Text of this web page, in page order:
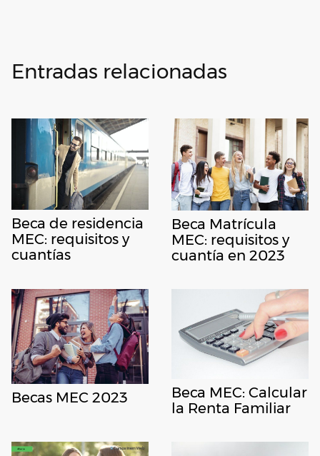
Entradas relacionadas
Beca de residencia
MEC: requisitos y
cuantías
Beca Matrícula
MEC: requisitos y
cuantía en 2023
Becas MEC 2023
Beca MEC: Calcular
la Renta Familiar